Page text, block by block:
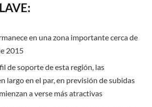
en una zona importante cerca de
2015
de soporte de esta región, las
largo en el par, en previsión de subidas
a verse más atractivas